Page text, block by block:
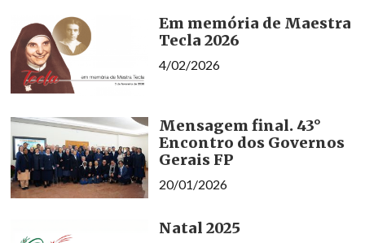
Em memória de Maestra
Tecla 2026
4/02/2026
Mensagem final. 43°
Encontro dos Governos
Gerais FP
20/01/2026
Natal 2025